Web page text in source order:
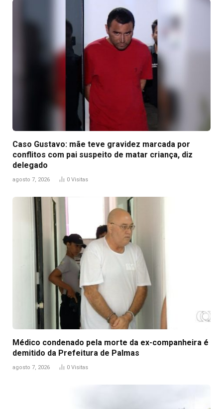
Caso Gustavo: mãe teve gravidez marcada por
conflitos com pai suspeito de matar criança, diz
delegado
agosto 7, 2026 0 Visitas
Médico condenado pela morte da ex-companheira é
demitido da Prefeitura de Palmas
agosto 7, 2026 0 Visitas